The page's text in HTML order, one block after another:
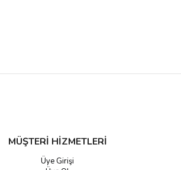
MÜŞTERİ HİZMETLERİ
Üye Girişi